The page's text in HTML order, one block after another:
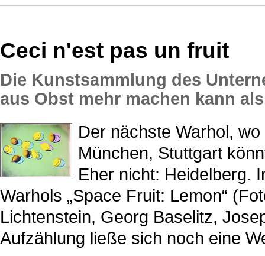
Ceci n'est pas un fruit
Die Kunstsammlung des
aus Obst mehr machen kann
Der nächste Warhol,
München, Stuttgart
Eher nicht: Heidelberg.
Warhols „Space Fruit: Lemon“
Lichtenstein, Georg Baselitz,
Aufzählung ließe sich noch eine